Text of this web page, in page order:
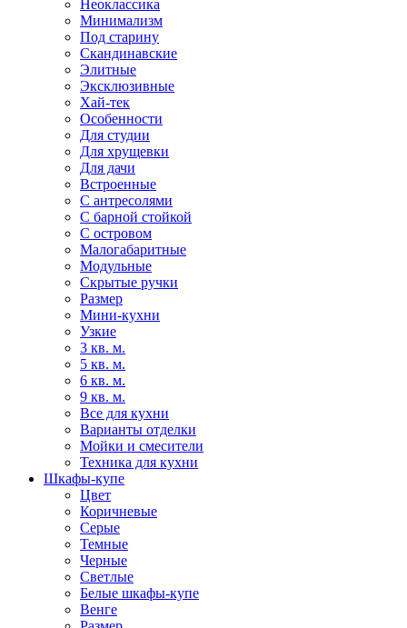
Неоклассика
Минимализм
Под старину
Скандинавские
Элитные
Эксклюзивные
Хай-тек
Особенности
Для студии
Для хрущевки
Для дачи
Встроенные
С антресолями
С барной стойкой
С островом
Малогабаритные
Модульные
Скрытые ручки
Размер
Мини-кухни
Узкие
3 кв. м.
5 кв. м.
6 кв. м.
9 кв. м.
Все для кухни
Варианты отделки
Мойки и смесители
Техника для кухни
Шкафы-купе
Цвет
Коричневые
Серые
Темные
Черные
Светлые
Белые шкафы-купе
Венге